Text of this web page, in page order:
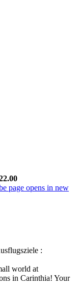
page opens in new
:
world at
in Carinthia! Your